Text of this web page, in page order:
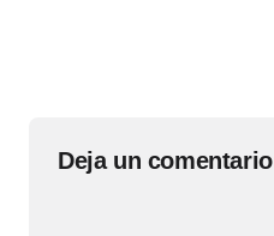
Deja un comentario